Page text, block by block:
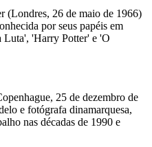
(Londres, 26 de maio de 1966)
por seus papéis em
Luta', 'Harry Potter' e 'O
25 de dezembro de
e fotógrafa dinamarquesa,
nas décadas de 1990 e